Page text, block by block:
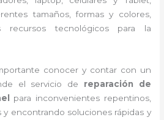
tamaños, formas y colores,
tecnológicos para la
conocer y contar con un
el servicio de reparación de
para inconvenientes repentinos,
encontrando soluciones rápidas y